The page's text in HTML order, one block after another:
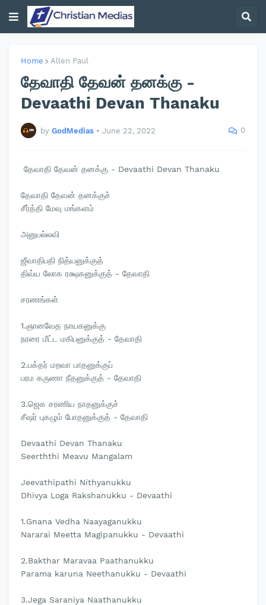
Home Allen Paul
தேவாதி தேவன் தனக்கு -
Devaathi Devan Thanaku
by GodMedias • June 22, 2022 0
தேவாதி தேவன் தனக்கு - Devaathi Devan Thanaku
தேவாதி தேவன் தனக்குச்
சீர்த்தி மேவு மங்களம்
அனுபல்லவி
ஜீவாதிபதி நித்யனுக்குத்
திவ்ய லோக ரக்ஷகனுக்குத் - தேவாதி
சரணங்கள்
1.ஞானவேத நாயகனுக்கு
நரரை மீட்ட மகிபனுக்குத் - தேவாதி
2.பக்தர் மறவா பாதனுக்குப்
பரம கருணா நீதனுக்குத் - தேவாதி
3.ஜெக சரணிய நாதனுக்குச்
சீஷர் புகழும் போதனுக்குத் - தேவாதி
Devaathi Devan Thanaku
Seerththi Meavu Mangalam
Jeevathipathi Nithyanukku
Dhivya Loga Rakshanukku - Devaathi
1.Gnana Vedha Naayaganukku
Nararai Meetta Magipanukku - Devaathi
2.Bakthar Maravaa Paathanukku
Parama karuna Neethanukku - Devaathi
3.Jega Saraniya Naathanukku